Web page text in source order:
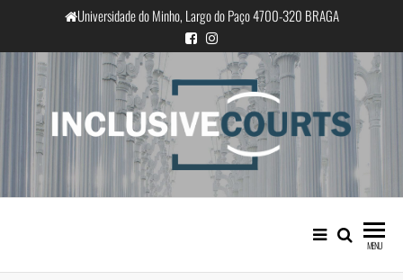
o
conteúdo
Universidade do Minho, Largo do Paço 4700-320 BRAGA
InclusiveCourts
Igualdade e diferença cultural na
prática judicial portuguesa
MENU